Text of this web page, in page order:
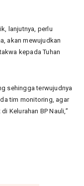
lanjutnya, perlu
akan mewujudkan
kepada Tuhan
sehingga terwujudnya
tim monitoring, agar
Kelurahan BP Nauli,”